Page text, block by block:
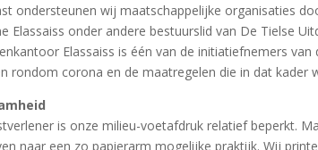
ondersteunen wij maatschappelijke organisaties
Elassaiss onder andere bestuurslid van De Tielse
Elassaiss is één van de initiatiefnemers van
rondom corona en de maatregelen die in dat kader
is onze milieu-voetafdruk relatief beperkt.
naar een zo papierarm mogelijke praktijk. Wij